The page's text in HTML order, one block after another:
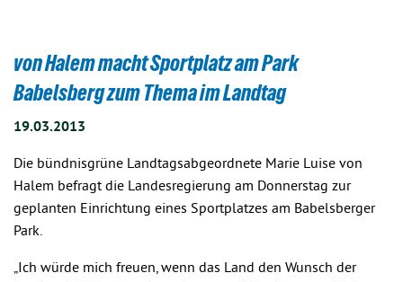
von Halem macht Sportplatz am Park
Babelsberg zum Thema im Landtag
19.03.2013
Die bündnisgrüne Landtagsabgeordnete Marie Luise von
Halem befragt die Landesregierung am Donnerstag zur
geplanten Einrichtung eines Sportplatzes am Babelsberger
Park.
„Ich würde mich freuen, wenn das Land den Wunsch der